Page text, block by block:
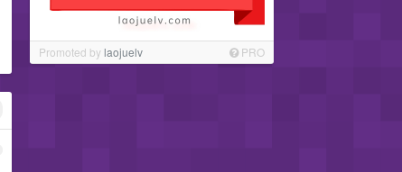
Promoted bylaojuelv PRO